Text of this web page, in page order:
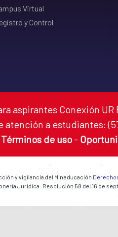
Virtual
y Control
aspirantes Conexión UR
atención a estudiantes:
Términos de uso -
y vigilancia del Mineducación
Jurídica: Resolución 58 del 16 de